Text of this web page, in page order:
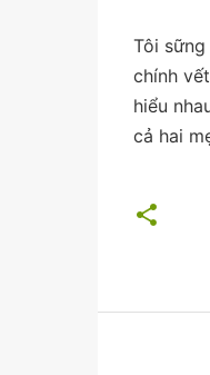
Tôi
chính
hiểu
cả hai